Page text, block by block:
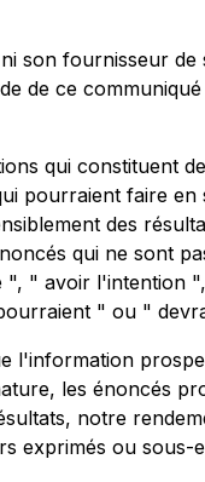
son fournisseur
de ce
qui constituent
pourraient faire
des
qui ne sont
" avoir l'intention
" ou "
l'information
les énoncés
notre
exprimés ou sous-